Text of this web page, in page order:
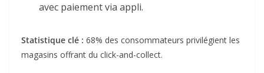
avec paiement via appli.
Statistique clé : 68% des consommateurs privilégient les
magasins offrant du click-and-collect.